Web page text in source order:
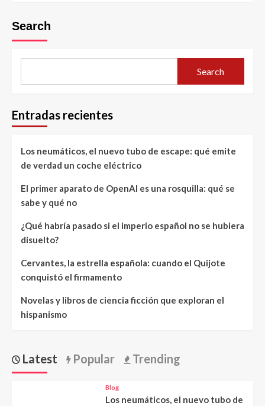
Search
Search
Entradas recientes
Los neumáticos, el nuevo tubo de escape: qué emite
de verdad un coche eléctrico
El primer aparato de OpenAI es una rosquilla: qué se
sabe y qué no
¿Qué habría pasado si el imperio español no se hubiera
disuelto?
Cervantes, la estrella española: cuando el Quijote
conquistó el firmamento
Novelas y libros de ciencia ficción que exploran el
hispanismo
Latest Popular Trending
Blog
Los neumáticos, el nuevo tubo de